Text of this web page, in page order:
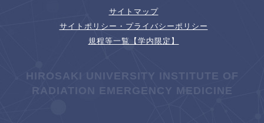
サイトマップ
サイトポリシー・プライバシーポリシー
規程等一覧【学内限定】
HIROSAKI UNIVERSITY INSTITUTE OF
RADIATION EMERGENCY MEDICINE